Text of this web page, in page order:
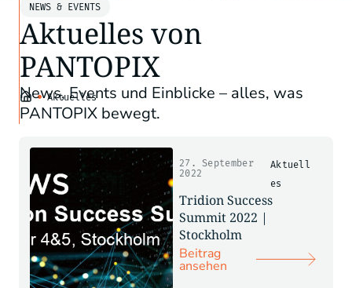
NEWS & EVENTS
Aktuelles von
PANTOPIX
News, Events und Einblicke – alles, was
PANTOPIX bewegt.
•Aktuelles
Aktuell
es
27. September
2022
Tridion Success
Summit 2022 |
Stockholm
Beitrag
ansehen